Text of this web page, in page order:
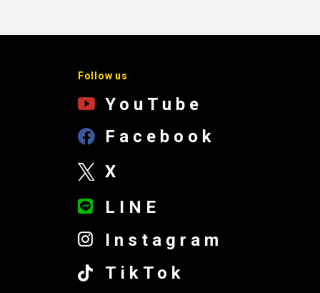
Follow us
YouTube
Facebook
X
LINE
Instagram
TikTok